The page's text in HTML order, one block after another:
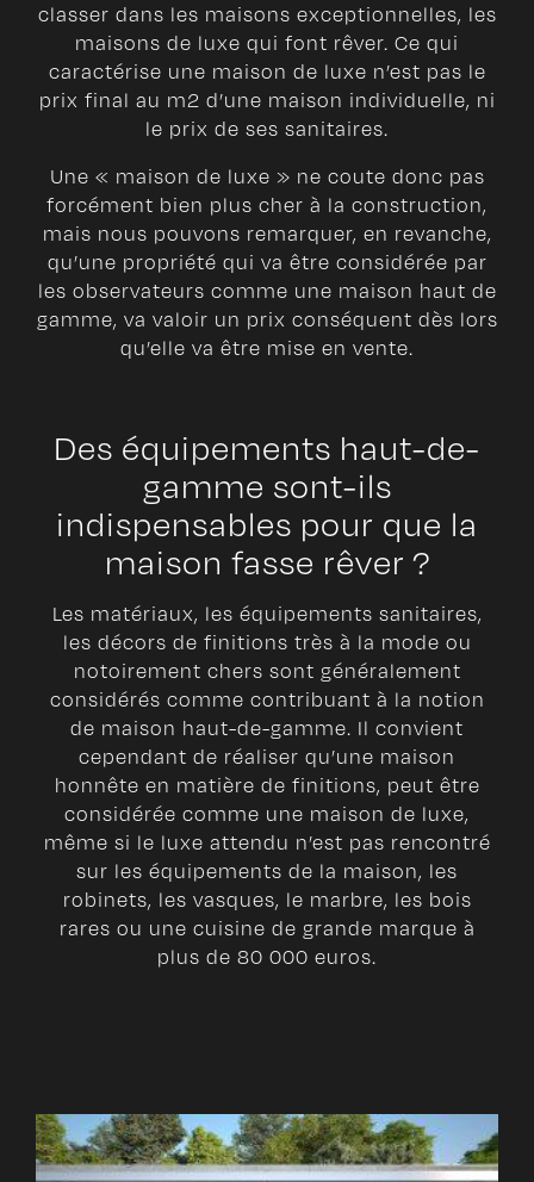
classer dans les maisons exceptionnelles, les
maisons de luxe qui font rêver. Ce qui
caractérise une maison de luxe n’est pas le
prix final au m2 d’une maison individuelle, ni
le prix de ses sanitaires.
Une « maison de luxe » ne coute donc pas
forcément bien plus cher à la construction,
mais nous pouvons remarquer, en revanche,
qu’une propriété qui va être considérée par
les observateurs comme une maison haut de
gamme, va valoir un prix conséquent dès lors
qu’elle va être mise en vente.
Des équipements haut-de-
gamme sont-ils
indispensables pour que la
maison fasse rêver ?
Les matériaux, les équipements sanitaires,
les décors de finitions très à la mode ou
notoirement chers sont généralement
considérés comme contribuant à la notion
de maison haut-de-gamme. Il convient
cependant de réaliser qu’une maison
honnête en matière de finitions, peut être
considérée comme une maison de luxe,
même si le luxe attendu n’est pas rencontré
sur les équipements de la maison, les
robinets, les vasques, le marbre, les bois
rares ou une cuisine de grande marque à
plus de 80 000 euros.